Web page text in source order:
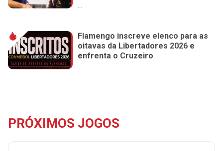
...
Flamengo inscreve elenco para as
oitavas da Libertadores 2026 e
enfrenta o Cruzeiro
PRÓXIMOS JOGOS